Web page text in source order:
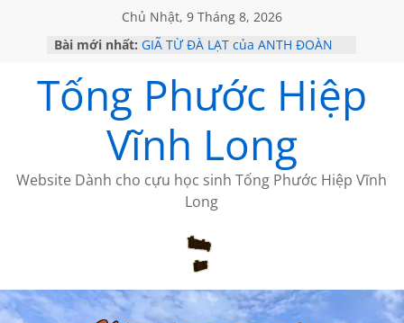
Chủ Nhật, 9 Tháng 8, 2026
Bài mới nhất: GIÃ TỪ ĐÀ LẠT của ANTH ĐOÀN
KHÔNG ĐỀ 20 CỦA THÁI LÃO
KHÔNG ĐỀ 19 CỦA THÁI LÃO
CHÙM THƠ CỦA BÍCH HÀ
Tống Phước Hiệp
Vĩnh Long
Website Dành cho cựu học sinh Tống Phước Hiệp Vĩnh
Long